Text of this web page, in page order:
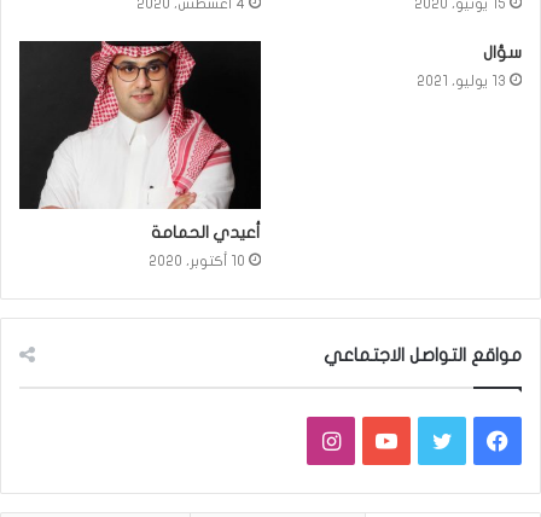
15 يونيو، 2020 4 أغسطس، 2020
سؤال
13 يوليو، 2021
أعيدي الحمامة
10 أكتوبر، 2020
مواقع التواصل الاجتماعي
فيسبوكتويتر يوتيوبانستقرام